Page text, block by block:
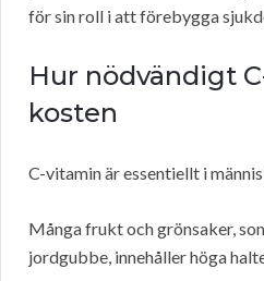
för sin roll i att förebygga
Hur nödvändigt
kosten
C-vitamin är essentiellt i
Många frukt och grönsaker,
jordgubbe, innehåller höga